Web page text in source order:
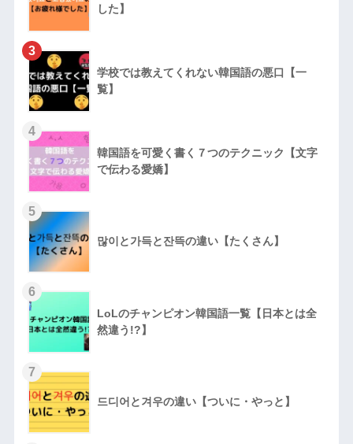
した】
3
学校では教えてくれない韓国語の悪口【一
覧】
4
韓国語を可愛く書く７つのテクニック【文字
で伝わる愛嬌】
5
많이と가득と잔뜩の違い【たくさん】
6
LoLのチャンピオン韓国語一覧【日本とは全
然違う!?】
7
드디어と겨우の違い【ついに・やっと】